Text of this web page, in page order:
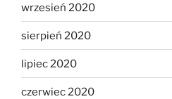
wrzesień 2020
sierpień 2020
lipiec 2020
czerwiec 2020